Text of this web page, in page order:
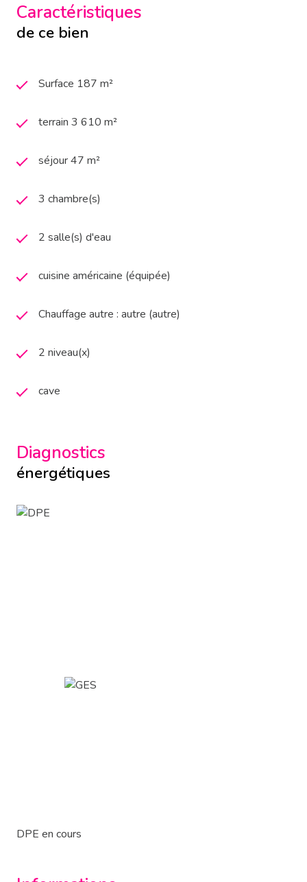
Caractéristiques
de ce bien
Surface 187 m²
terrain 3 610 m²
séjour 47 m²
3 chambre(s)
2 salle(s) d'eau
cuisine américaine (équipée)
Chauffage autre : autre (autre)
2 niveau(x)
cave
Diagnostics
énergétiques
DPE en cours